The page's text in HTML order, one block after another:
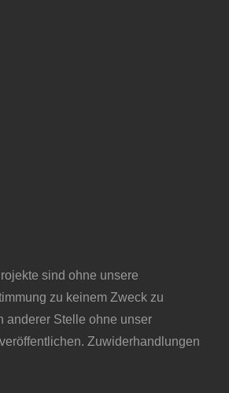
sind ohne unsere
zu keinem Zweck zu
anderer Stelle ohne unser
Zuwiderhandlungen